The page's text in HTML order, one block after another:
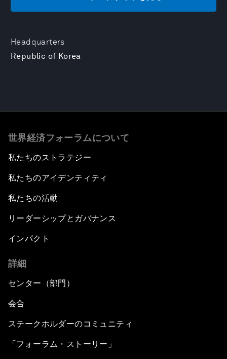
Headquarters
Republic of Korea
世界経済フォーラムについて
私たちのストラテジー
私たちのアイデンティティ
私たちの活動
リーダーシップとガバナンス
インパクト
詳細
センター（部門）
会合
ステークホルダーのコミュニティ
「フォーラム・ストーリー」